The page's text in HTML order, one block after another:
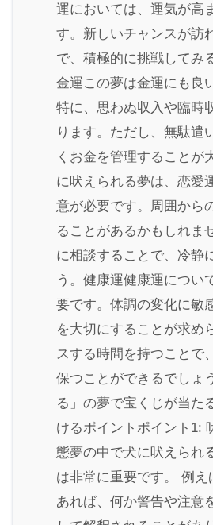
運においては、運気が高
す。新しいチャンスが訪
で、積極的に挑戦してみ
金運この夢は金運にも良
特に、思わぬ収入や臨時
ります。ただし、無駄遣
くお金を管理することが
に吠えられる夢は、恋愛
意が必要です。周囲から
ることがあるかもしれま
に相談することで、冷静
う。健康運健康運につい
要です。体調の変化に敏
を大切にすることが求め
スする時間を持つことで
保つことができるでしょ
る」の夢で宝くじが当た
けるポイントポイント1:
態夢の中で犬に吠えられ
は非常に重要です。 例
あれば、何か警告や注意